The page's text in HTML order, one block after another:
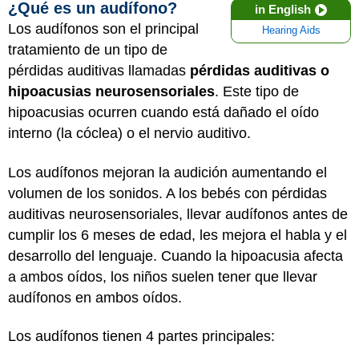
in English
Hearing Aids
¿Qué es un audífono?
Los audífonos son el principal
tratamiento de un tipo de
pérdidas auditivas llamadas pérdidas auditivas o
hipoacusias neurosensoriales. Este tipo de
hipoacusias ocurren cuando está dañado el oído
interno (la cóclea) o el nervio auditivo.
Los audífonos mejoran la audición aumentando el
volumen de los sonidos. A los bebés con pérdidas
auditivas neurosensoriales, llevar audífonos antes de
cumplir los 6 meses de edad, les mejora el habla y el
desarrollo del lenguaje. Cuando la hipoacusia afecta
a ambos oídos, los niños suelen tener que llevar
audífonos en ambos oídos.
Los audífonos tienen 4 partes principales: